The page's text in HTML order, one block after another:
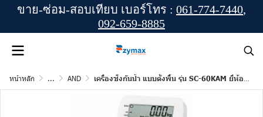
ขาย-ซ่อม-สอบเทียบ เบอร์โทร : 061-774-7440,
092-659-8885
หน้าหลัก ... AND เครื่องชั่งกันน้ำ แบบตั้งพื้น รุ่น SC-60KAM ยี่ห้อ AND